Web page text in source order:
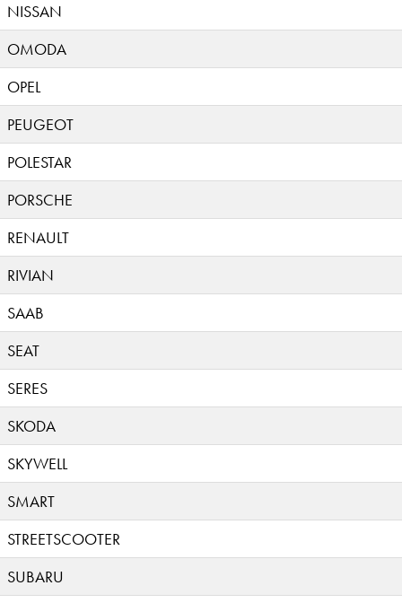
NISSAN
OMODA
OPEL
PEUGEOT
POLESTAR
PORSCHE
RENAULT
RIVIAN
SAAB
SEAT
SERES
SKODA
SKYWELL
SMART
STREETSCOOTER
SUBARU